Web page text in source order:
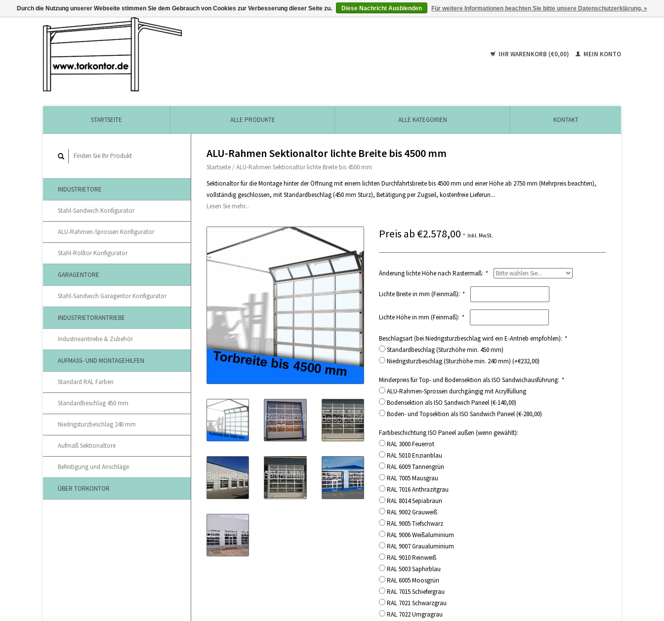
IHR WARENKORB (€0,00) MEIN KONTO
STARTSEITE ALLE PRODUKTE ALLE KATEGORIEN KONTAKT
INDUSTRIETORE
Stahl-Sandwich Konfigurator
ALU-Rahmen-Sprossen Konfigurator
Stahl-Rolltor Konfigurator
GARAGENTORE
Stahl-Sandwich Garagentor Konfigurator
INDUSTRIETORANTRIEBE
Industrieantriebe & Zubehör
AUFMASS- UND MONTAGEHILFEN
Standard RAL Farben
Standardbeschlag 450 mm
Niedrigsturzbeschlag 240 mm
Aufmaß Sektionaltore
Befestigung und Anschläge
ÜBER TORKONTOR
ALU-Rahmen Sektionaltor lichte Breite bis 4500 mm
Startseite /ALU-Rahmen Sektionaltor lichte Breite bis 4500 mm
Sektionaltor für die Montage hinter der Öffnung mit einem lichten Durchfahrtsbreite bis 4500 mm und einer Höhe ab 2750 mm (Mehrpreis beachten),
vollständig geschlossen, mit Standardbeschlag (450 mm Sturz), Betätigung per Zugseil, kostenfreie Lieferun...
Lesen Sie mehr...
Preis ab €2.578,00* Inkl. MwSt.
Änderung lichte Höhe nach Rastermaß: *
Lichte Breite in mm (Feinmaß): *
Lichte Höhe in mm (Feinmaß): *
Beschlagsart (bei Niedrigsturzbeschlag wird ein E-Antrieb empfohlen): *
Standardbeschlag (Sturzhöhe min. 450 mm)
Niedrigsturzbeschlag (Sturzhöhe min. 240 mm) (+€232,00)
Minderpreis für Top- und Bodensektion als ISO Sandwichausführung: *
ALU-Rahmen-Sprossen durchgängig mit Acrylfüllung
Bodensektion als ISO Sandwich Paneel (€-140,00)
Boden- und Topsektion als ISO Sandwich Paneel (€-280,00)
Farbbeschichtung ISO Paneel außen (wenn gewählt):
RAL 3000 Feuerrot
RAL 5010 Enzianblau
RAL 6009 Tannengrün
RAL 7005 Mausgrau
RAL 7016 Anthrazitgrau
RAL 8014 Sepiabraun
RAL 9002 Grauweiß
RAL 9005 Tiefschwarz
RAL 9006 Weißaluminium
RAL 9007 Graualuminium
RAL 9010 Reinweiß
RAL 5003 Saphirblau
RAL 6005 Moosgrün
RAL 7015 Schiefergrau
RAL 7021 Schwarzgrau
RAL 7022 Umgragrau
Durch die Nutzung unserer Webseite stimmen Sie dem Gebrauch von Cookies zur Verbesserung dieser Seite zu. Diese Nachricht Ausblenden Für weitere Informationen beachten Sie bitte unsere Datenschutzerklärung. »